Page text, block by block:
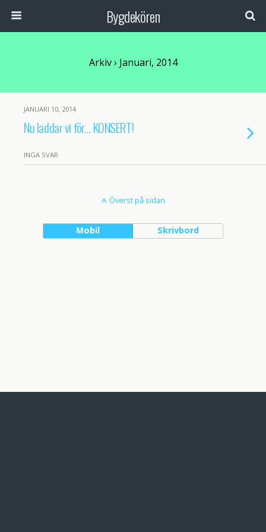
Bygdekören
Arkiv › Januari, 2014
JANUARI 10, 2014
Nu laddar vi för… KONSERT!
INGA SVAR
Överst på sidan
Mobil Skrivbord